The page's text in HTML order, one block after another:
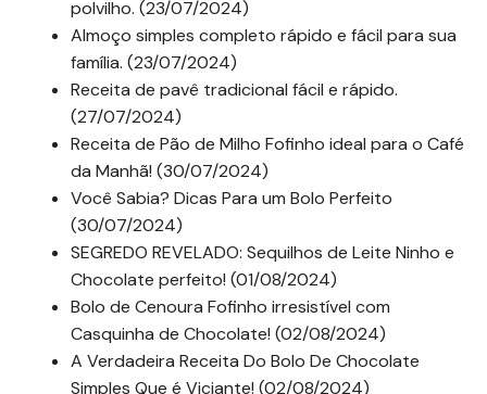
polvilho. (23/07/2024)
Almoço simples completo rápido e fácil para sua
família. (23/07/2024)
Receita de pavê tradicional fácil e rápido.
(27/07/2024)
Receita de Pão de Milho Fofinho ideal para o Café
da Manhã! (30/07/2024)
Você Sabia? Dicas Para um Bolo Perfeito
(30/07/2024)
SEGREDO REVELADO: Sequilhos de Leite Ninho e
Chocolate perfeito! (01/08/2024)
Bolo de Cenoura Fofinho irresistível com
Casquinha de Chocolate! (02/08/2024)
A Verdadeira Receita Do Bolo De Chocolate
Simples Que é Viciante! (02/08/2024)